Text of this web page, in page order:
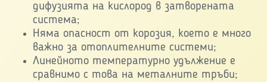
дифузията на кислород в затворената
система;
Няма опасност от корозия, което е много
важно за отоплителните системи;
Линейното температурно удължение е
сравнимо с това на металните тръби;